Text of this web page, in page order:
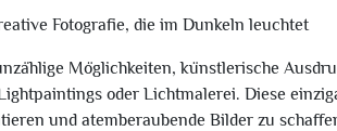
Fotografie, die im Dunkeln leuchtet
Möglichkeiten, künstlerische
oder Lichtmalerei. Diese
und atemberaubende Bilder zu